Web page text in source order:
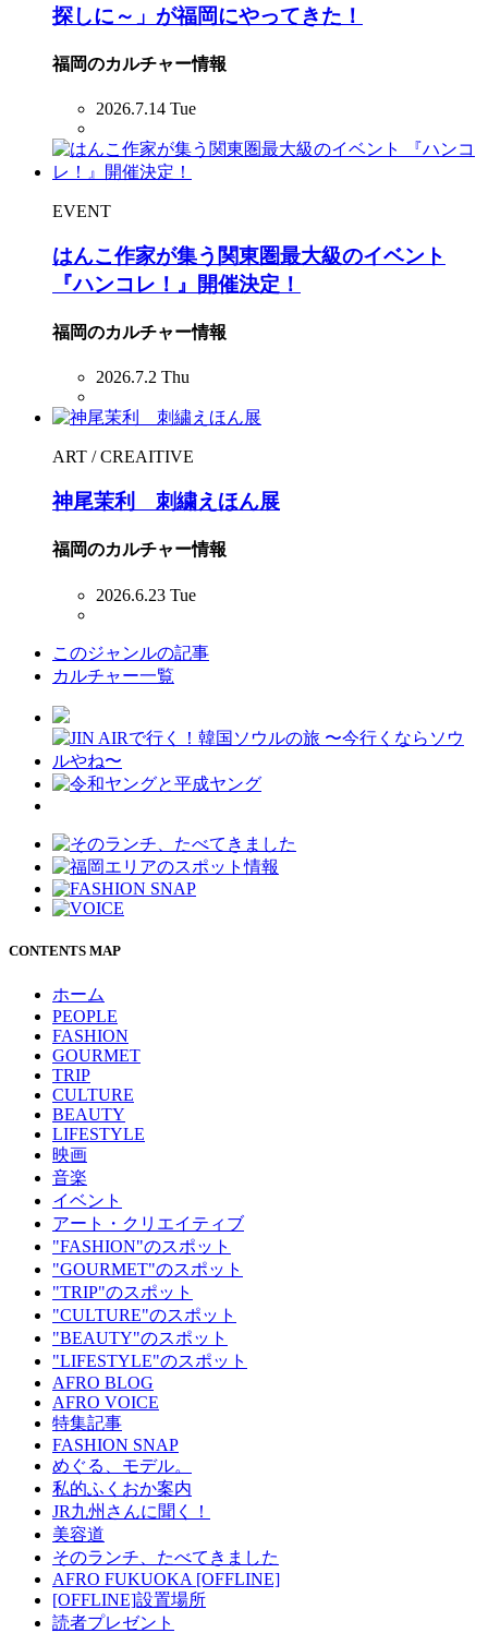
探しに～」が福岡にやってきた！
福岡のカルチャー情報
2026.7.14 Tue
EVENT
はんこ作家が集う関東圏最大級のイベント
『ハンコレ！』開催決定！
福岡のカルチャー情報
2026.7.2 Thu
ART / CREAITIVE
神尾茉利 刺繍えほん展
福岡のカルチャー情報
2026.6.23 Tue
このジャンルの記事
カルチャー一覧
CONTENTS MAP
ホーム
PEOPLE
FASHION
GOURMET
TRIP
CULTURE
BEAUTY
LIFESTYLE
映画
音楽
イベント
アート・クリエイティブ
"FASHION"のスポット
"GOURMET"のスポット
"TRIP"のスポット
"CULTURE"のスポット
"BEAUTY"のスポット
"LIFESTYLE"のスポット
AFRO BLOG
AFRO VOICE
特集記事
FASHION SNAP
めぐる、モデル。
私的ふくおか案内
JR九州さんに聞く！
美容道
そのランチ、たべてきました
AFRO FUKUOKA [OFFLINE]
[OFFLINE]設置場所
読者プレゼント